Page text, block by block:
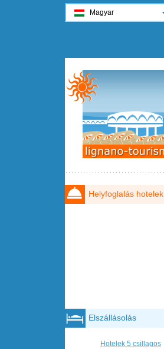
Helyfoglalás hotelek
Elszállásolás
Hotelek 5 csillagos
Magyar